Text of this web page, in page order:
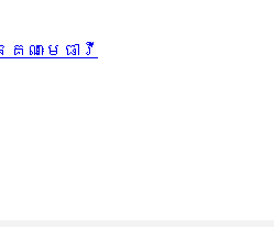
ៈមេធាវី